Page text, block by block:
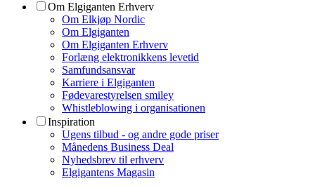
Om Elgiganten Erhverv
Om Elkjøp Nordic
Om Elgiganten
Om Elgiganten Erhverv
Forlæng elektronikkens levetid
Samfundsansvar
Karriere i Elgiganten
Fødevarestyrelsen smiley
Whistleblowing i organisationen
Inspiration
Ugens tilbud - og andre gode priser
Månedens Business Deal
Nyhedsbrev til erhverv
Elgigantens Magasin